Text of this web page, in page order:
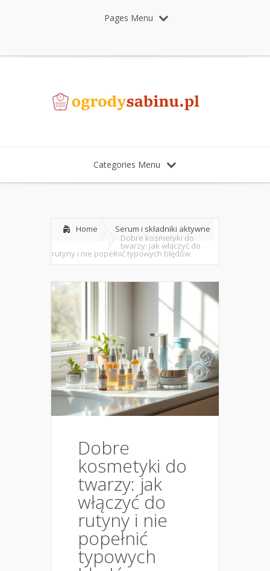
Pages Menu
Categories Menu
Home
Serum i składniki aktywne
Dobre kosmetyki do
twarzy: jak włączyć do
rutyny i nie popełnić typowych błędów
Dobre
kosmetyki do
twarzy: jak
włączyć do
rutyny i nie
popełnić
typowych